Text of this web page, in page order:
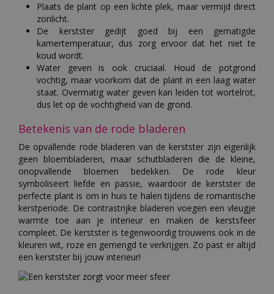
Plaats de plant op een lichte plek, maar vermijd direct
zonlicht.
De kerstster gedijt goed bij een gematigde
kamertemperatuur, dus zorg ervoor dat het niet te
koud wordt.
Water geven is ook cruciaal. Houd de potgrond
vochtig, maar voorkom dat de plant in een laag water
staat. Overmatig water geven kan leiden tot wortelrot,
dus let op de vochtigheid van de grond.
Betekenis van de rode bladeren
De opvallende rode bladeren van de kerstster zijn eigenlijk
geen bloembladeren, maar schutbladeren die de kleine,
onopvallende bloemen bedekken. De rode kleur
symboliseert liefde en passie, waardoor de kerstster de
perfecte plant is om in huis te halen tijdens de romantische
kerstperiode. De contrastrijke bladeren voegen een vleugje
warmte toe aan je interieur en maken de kerstsfeer
compleet. De kerstster is tegenwoordig trouwens ook in de
kleuren wit, roze en gemengd te verkrijgen. Zo past er altijd
een kerstster bij jouw interieur!